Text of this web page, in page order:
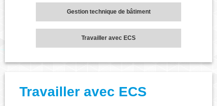
Nous contacter
Actualités
Gestion technique de bâtiment
Travailler avec ECS
Travailler avec ECS